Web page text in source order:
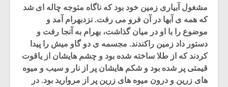
مشغول آبیاری زمین خود بود که ناگاه متوجه چاله ای شد
که همه ی آبها در آن فرو می رفت. نزدبهرام آمد و
موضوع را با او در میان گذاشت، بهرام به آنجا رفت و
دستور داد زمین راکندند. مجسمه ی دو گاو میش را پیدا
کردند که از طلا ساخته شده بود و چشم هایشان از یاقوت
قیمتی پر شده بود و شکم هایشان پر از نار و سیب و میوه
های زرین و درون میوه های زرین پر از مروارید بود. در